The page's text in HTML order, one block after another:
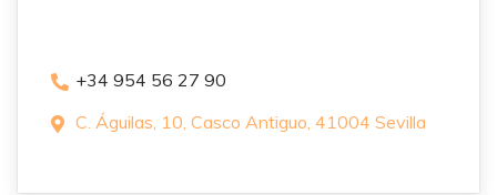
+34 954 56 27 90
C. Águilas, 10, Casco Antiguo, 41004 Sevilla